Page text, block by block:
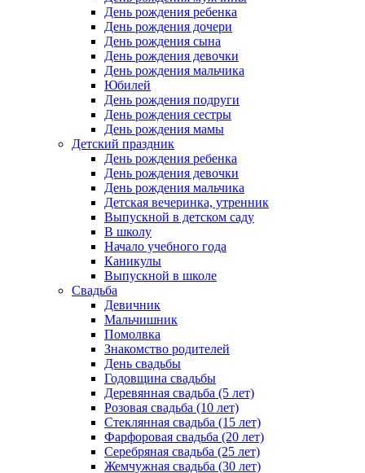
День рождения ребенка
День рождения дочери
День рождения сына
День рождения девочки
День рождения мальчика
Юбилей
День рождения подруги
День рождения сестры
День рождения мамы
Детский праздник
День рождения ребенка
День рождения девочки
День рождения мальчика
Детская вечеринка, утренник
Выпускной в детском саду
В школу
Начало учебного года
Каникулы
Выпускной в школе
Свадьба
Девичник
Мальчишник
Помолвка
Знакомство родителей
День свадьбы
Годовщина свадьбы
Деревянная свадьба (5 лет)
Розовая свадьба (10 лет)
Стеклянная свадьба (15 лет)
Фарфоровая свадьба (20 лет)
Серебряная свадьба (25 лет)
Жемчужная свадьба (30 лет)